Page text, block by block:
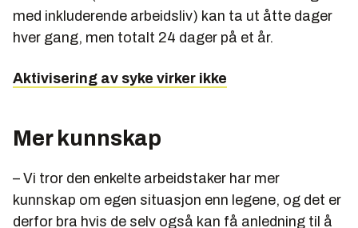
med inkluderende arbeidsliv) kan ta ut åtte dager
hver gang, men totalt 24 dager på et år.
Aktivisering av syke virker ikke
Mer kunnskap
– Vi tror den enkelte arbeidstaker har mer
kunnskap om egen situasjon enn legene, og det er
derfor bra hvis de selv også kan få anledning til å